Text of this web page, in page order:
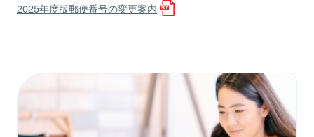
2025年度版郵便番号の変更案内